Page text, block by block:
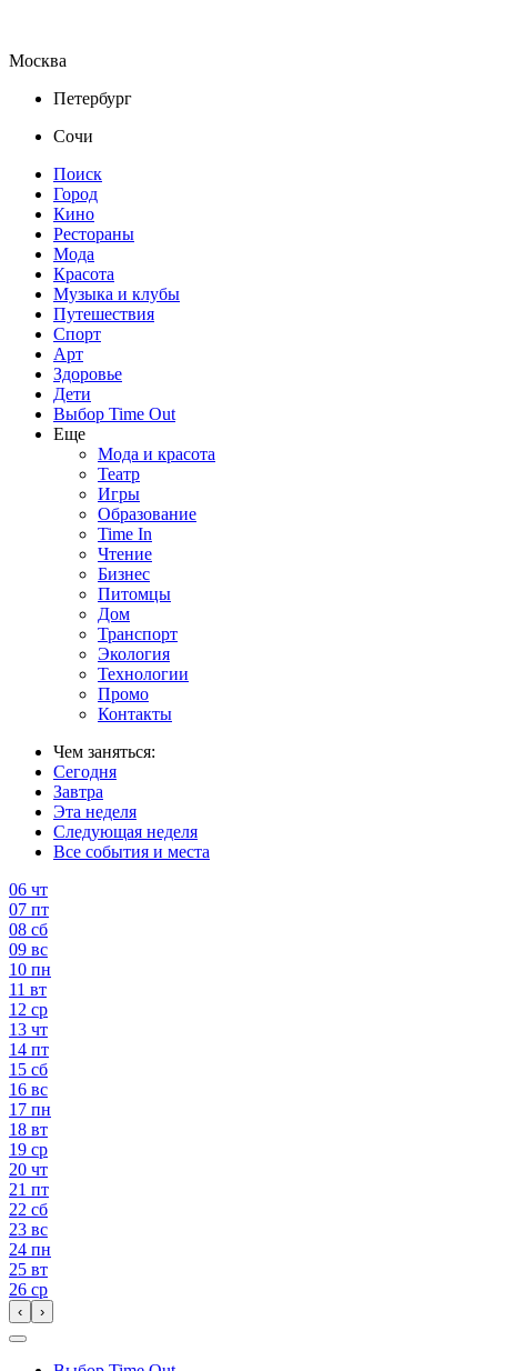
Москва
Петербург
Сочи
Поиск
Город
Кино
Рестораны
Мода
Красота
Музыка и клубы
Путешествия
Спорт
Арт
Здоровье
Дети
Выбор Time Out
Еще
Мода и красота
Театр
Игры
Образование
Time In
Чтение
Бизнес
Питомцы
Дом
Транспорт
Экология
Технологии
Промо
Контакты
Чем заняться:
Сегодня
Завтра
Эта неделя
Следующая неделя
Все события и места
06 чт
07 пт
08 сб
09 вс
10 пн
11 вт
12 ср
13 чт
14 пт
15 сб
16 вс
17 пн
18 вт
19 ср
20 чт
21 пт
22 сб
23 вс
24 пн
25 вт
26 ср
‹ ›